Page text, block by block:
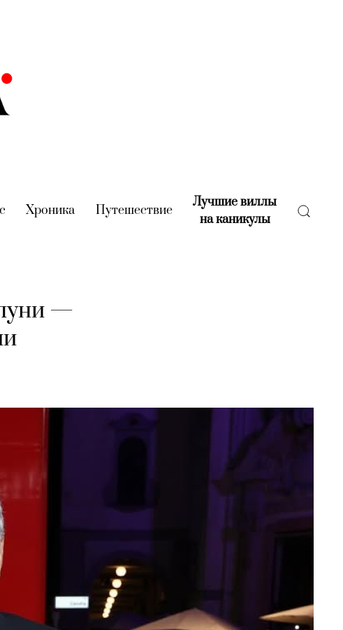
(current)
Хроника (current)
Путешествие(current)
Лучшие виллы
на каникулы(current)
—